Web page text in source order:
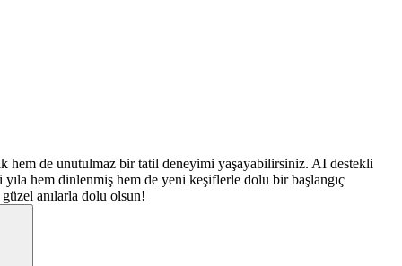
hem de unutulmaz bir tatil deneyimi yaşayabilirsiniz. AI destekli
hem dinlenmiş hem de yeni keşiflerle dolu bir başlangıç
anılarla dolu olsun!